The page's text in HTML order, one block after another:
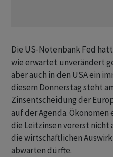
Die US-Notenbank Fed
wie erwartet unverändert
aber auch in den USA ein
diesem Donnerstag steht
Zinsentscheidung der
auf der Agenda. Ökonomen
die Leitzinsen vorerst nicht
die wirtschaftlichen
abwarten dürfte.